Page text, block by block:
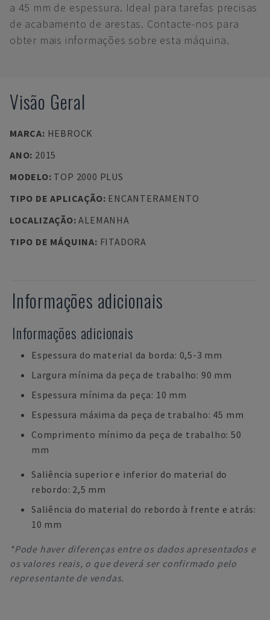
a 45 mm de espessura. Ideal para tarefas precisas
de acabamento de arestas. Contacte-nos para
obter mais informações sobre esta máquina.
Visão Geral
MARCA: HEBROCK
ANO: 2015
MODELO: TOP 2000 PLUS
TIPO DE APLICAÇÃO: ENCANTERAMENTO
LOCALIZAÇÃO:ALEMANHA
TIPO DE MÁQUINA: FITADORA
Informações adicionais
Informações adicionais
Espessura do material da borda: 0,5-3 mm
Largura mínima da peça de trabalho: 90 mm
Espessura mínima da peça: 10 mm
Espessura máxima da peça de trabalho: 45 mm
Comprimento mínimo da peça de trabalho: 50
mm
Saliência superior e inferior do material do
rebordo: 2,5 mm
Saliência do material do rebordo à frente e atrás:
10 mm
*Pode haver diferenças entre os dados apresentados e
os valores reais, o que deverá ser confirmado pelo
representante de vendas.